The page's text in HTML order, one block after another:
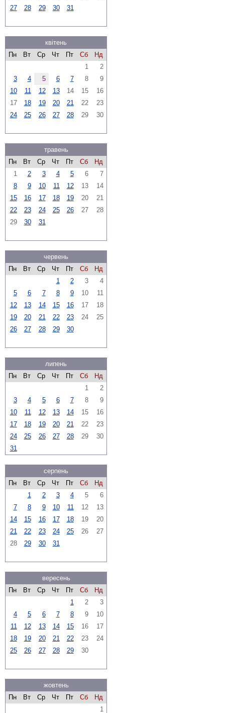
27
28 29 30 31
квітень
Пн
Вт Ср Чт Пт Сб
Нд
1
2
3
4 5 6 7 8
9
10
11 12 13 14 15
16
17
18 19 20 21 22
23
24
25 26 27 28 29 30
травень
Пн
Вт Ср Чт Пт Сб
Нд
1
2 3 4 5 6
7
8
9 10 11 12 13
14
15
16 17 18 19 20
21
22
23 24 25 26 27
28
29
30 31
червень
Пн
Вт Ср Чт Пт Сб
Нд
1
2 3
4
5
6 7 8 9 10
11
12
13 14 15 16 17
18
19
20 21 22 23 24
25
26
27 28 29 30
липень
Пн
Вт Ср Чт Пт Сб
Нд
1
2
3
4 5 6 7 8
9
10
11 12 13 14 15
16
17
18 19 20 21 22
23
24
25 26 27 28 29
30
31
серпень
Пн
Вт Ср Чт Пт Сб
Нд
1
2 3 4 5
6
7
8 9 10 11 12
13
14
15 16 17 18 19
20
21
22 23 24 25 26
27
28
29 30 31
вересень
Пн
Вт Ср Чт Пт Сб
Нд
1
2
3
4
5 6 7 8 9
10
11
12 13 14 15 16
17
18
19 20 21 22 23
24
25
26 27 28 29 30
жовтень
Пн
Вт Ср Чт Пт Сб
Нд
1